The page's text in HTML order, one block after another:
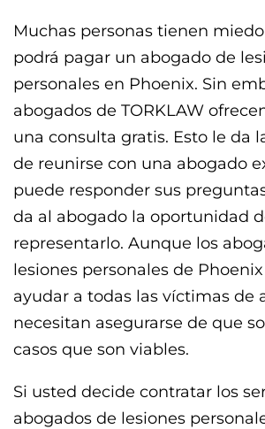
Muchas personas tienen
podrá pagar un abogado de
personales en Phoenix. Sin
abogados de TORKLAW
una consulta gratis. Esto le da
de reunirse con una abogado
puede responder sus
da al abogado la oportunidad
representarlo. Aunque los
lesiones personales de
ayudar a todas las víctimas de
necesitan asegurarse de que
casos que son viables.
Si usted decide contratar los
abogados de lesiones